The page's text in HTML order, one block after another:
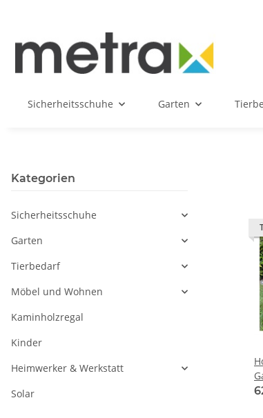
Sicherheitsschuhe Garten
Kategorien
Sicherheitsschuhe
Garten
Tierbedarf
Möbel und Wohnen
Kaminholzregal
Kinder
Heimwerker & Werkstatt
Solar